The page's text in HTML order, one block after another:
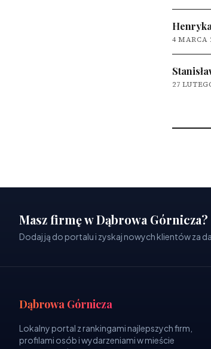
4 MARCA
27
Masz firmę w Dąbrowa Górnicza?
Dodaj ją do portalu i zyskaj nowych klientów za
Dąbrowa Górnicza
Lokalny portal z rankingami najlepszych firm,
profilami osób i wydarzeniami w mieście